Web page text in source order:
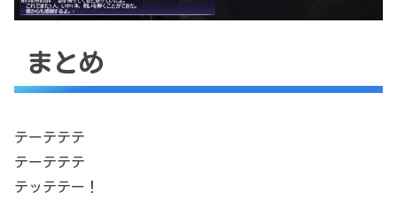
まとめ
テーテテテ
テーテテテ
テッテテー！